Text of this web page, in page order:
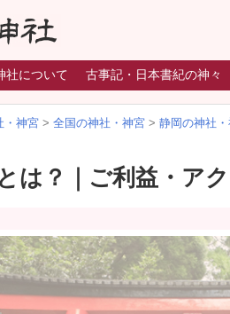
社について 古事記・日本書紀の神々
・神宮 > 全国の神社・神宮 > 静岡の神社
は？｜ご利益・ア